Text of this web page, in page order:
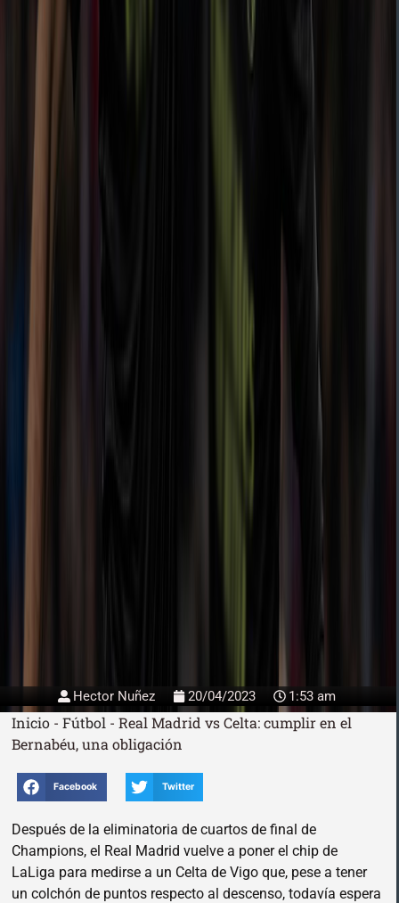
Hector Nuñez 20/04/2023 1:53 am
Inicio - Fútbol - Real Madrid vs Celta: cumplir en el
Bernabéu, una obligación
Facebook Twitter
Después de la eliminatoria de cuartos de final de
Champions, el Real Madrid vuelve a poner el chip de
LaLiga para medirse a un Celta de Vigo que, pese a tener
un colchón de puntos respecto al descenso, todavía espera